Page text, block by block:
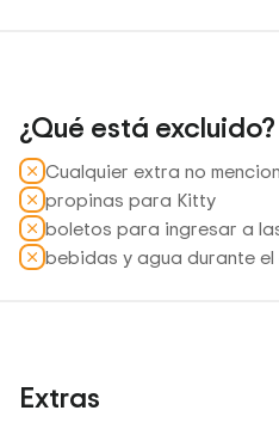
¿Qué está excluido?
Cualquier extra no
propinas para Kitty
boletos para ingresar a
bebidas y agua durante el
Extras